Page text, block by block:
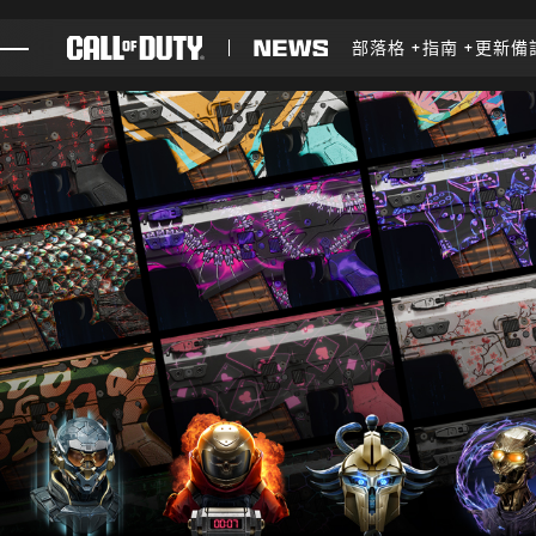
遊戲
最新消息
STORE
電競
客服支援
XBOX GAME PASS
部落格 指南 更新備